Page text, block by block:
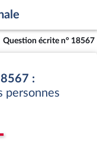
Question écrite n° 18567
:
personnes